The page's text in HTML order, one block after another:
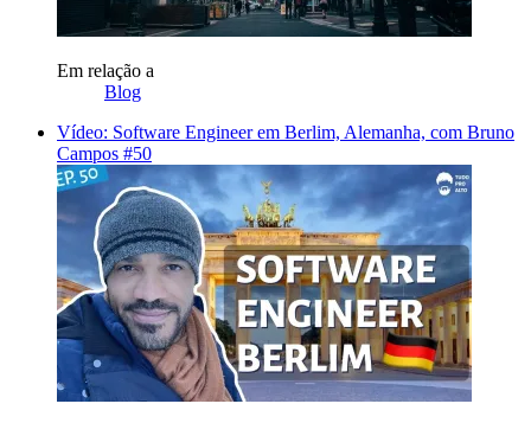
Em relação a
Blog
Vídeo: Software Engineer em Berlim, Alemanha, com Bruno
Campos #50